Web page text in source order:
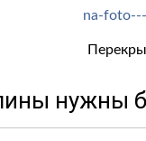
нужны